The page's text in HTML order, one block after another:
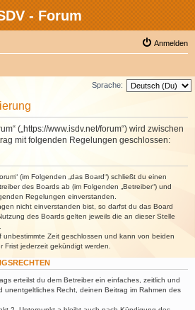
- Forum
Anmelden
Sprache:
(„https://www.isdv.net/forum“) wird zwischen
mit folgenden Regelungen geschlossen:
(im Folgenden „das Board“) schließt du einen
des Boards ab (im Folgenden „Betreiber“) und
Regelungen einverstanden.
nicht einverstanden bist, so darfst du das Board
des Boards gelten jeweils die an dieser Stelle
unbestimmte Zeit geschlossen und kann von beiden
jederzeit gekündigt werden.
erteilst du dem Betreiber ein einfaches, zeitlich und
unentgeltliches Recht, deinen Beitrag im Rahmen des